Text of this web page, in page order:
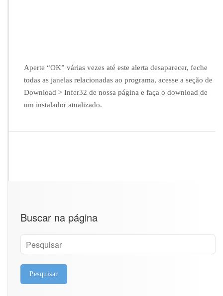
a
ç
t
s
Aperte “OK” várias vezes até este alerta desaparecer, feche
todas as janelas relacionadas ao programa, acesse a seção de
Download > Infer32 de nossa página e faça o download de
um instalador atualizado.
Buscar na página